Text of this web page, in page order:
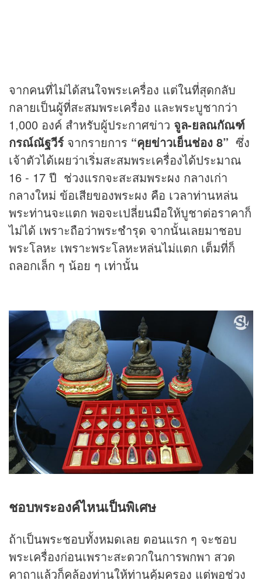
จากคนที่ไม่ได้สนใจพระเครื่อง แต่ในที่สุดกลับ
กลายเป็นผู้ที่สะสมพระเครื่อง และพระบูชากว่า
1,000 องค์ สำหรับผู้ประกาศข่าว จูล-ยลณกัณฑ์
กรณ์ณัฐวีร์ จากรายการ “คุยข่าวเย็นช่อง 8” ซึ่ง
เจ้าตัวได้เผยว่าเริ่มสะสมพระเครื่องได้ประมาณ
16 - 17 ปี ช่วงแรกจะสะสมพระผง กลางเก่า
กลางใหม่ ข้อเสียของพระผง คือ เวลาท่านหล่น
พระท่านจะแตก พอจะเปลี่ยนมือให้บูชาต่อราคาก็
ไม่ได้ เพราะถือว่าพระชำรุด จากนั้นเลยมาชอบ
พระโลหะ เพราะพระโลหะหล่นไม่แตก เต็มที่ก็
ถลอกเล็ก ๆ น้อย ๆ เท่านั้น
ชอบพระองค์ไหนเป็นพิเศษ
ถ้าเป็นพระชอบทั้งหมดเลย ตอนแรก ๆ จะชอบ
พระเครื่องก่อนเพราะสะดวกในการพกพา สวด
คาถาแล้วก็คล้องท่านให้ท่านคุ้มครอง แต่พอช่วง